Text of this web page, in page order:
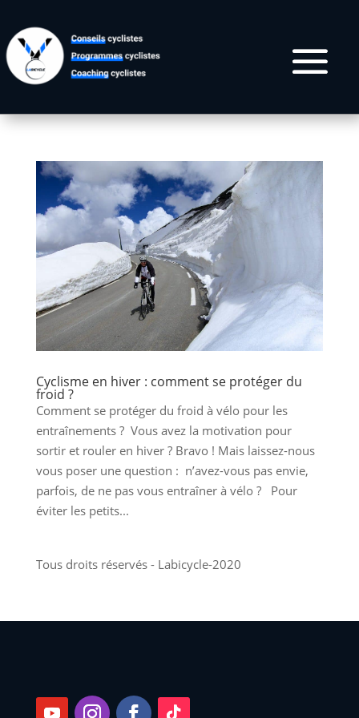
Cyclisme en hiver : comment se protéger du
froid ?
Comment se protéger du froid à vélo pour les
entraînements ? Vous avez la motivation pour
sortir et rouler en hiver ? Bravo ! Mais laissez-nous
vous poser une question : n’avez-vous pas envie,
parfois, de ne pas vous entraîner à vélo ? Pour
éviter les petits...
Tous droits réservés - Labicycle-2020